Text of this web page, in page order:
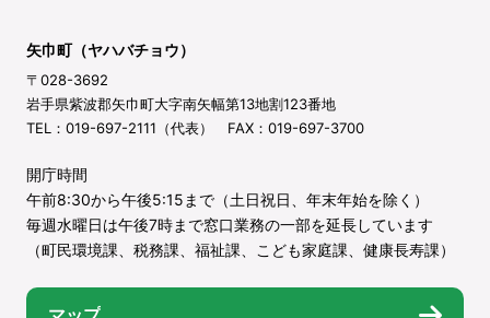
矢巾町（ヤハバチョウ）
〒028-3692
岩手県紫波郡矢巾町大字南矢幅第13地割123番地
TEL：019-697-2111（代表） FAX：019-697-3700
開庁時間
午前8:30から午後5:15まで（土日祝日、年末年始を除く）
毎週水曜日は午後7時まで窓口業務の一部を延長しています
（町民環境課、税務課、福祉課、こども家庭課、健康長寿課）